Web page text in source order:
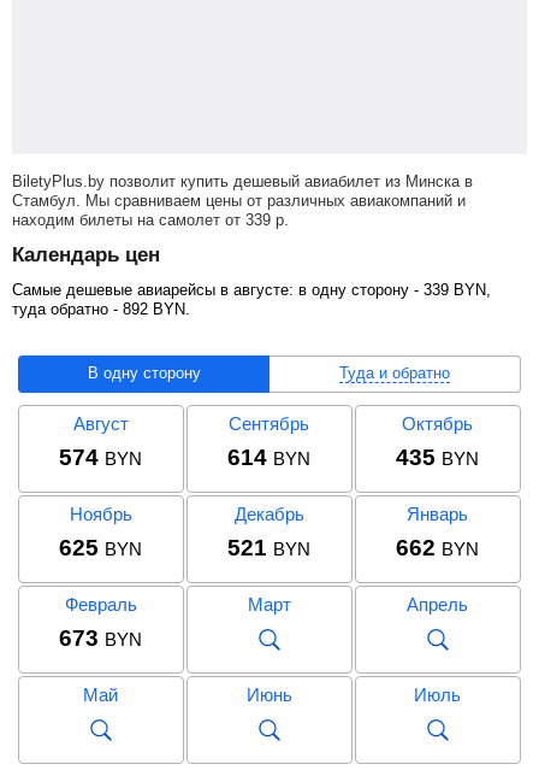
BiletyPlus.by позволит купить дешевый авиабилет из Минска в
Стамбул. Мы сравниваем цены от различных авиакомпаний и
находим билеты на самолет от 339 р
Календарь цен
Самые дешевые авиарейсы в августе: в одну сторону - 339 BYN
туда обратно - 892 BYN
В одну сторону Туда и обратно
Август
574 BYN
Сентябрь
614 BYN
Октябрь
435 BYN
Ноябрь
625 BYN
Декабрь
521 BYN
Январь
662 BYN
Февраль
673 BYN
Март Апрель
Май Июнь Июль